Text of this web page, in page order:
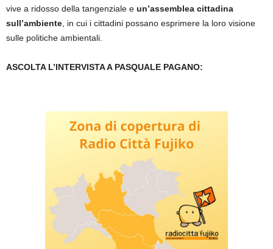
vive a ridosso della tangenziale e un’assemblea cittadina
sull’ambiente, in cui i cittadini possano esprimere la loro visione
sulle politiche ambientali.
ASCOLTA L’INTERVISTA A PASQUALE PAGANO: